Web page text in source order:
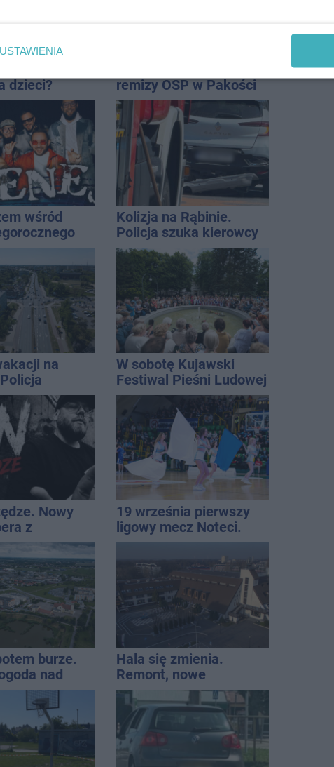
dzieci?
remizy OSP w Pakości
wśród
Kolizja na Rąbinie.
Policja szuka kierowcy
Golfa
na
lipiec
W sobotę Kujawski
Festiwal Pieśni Ludowej
Nowy
z
przeciwko
19 września pierwszy
ligowy mecz Noteci.
Znamy cały terminarz
burze.
nad
Hala się zmienia.
Remont, nowe
nagłośnienie, a przed
wejściem stanie
QEMETICA ARENA
USTAWIENIA